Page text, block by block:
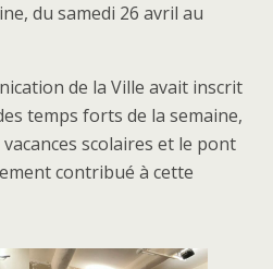
du samedi 26 avril au
de la Ville avait inscrit
temps forts de la semaine,
scolaires et le pont
contribué à cette